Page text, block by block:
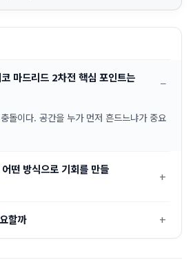
마드리드 2차전 핵심 포인트는
돌이다. 공간을 누가 먼저 흔드느냐가 중요
떤 방식으로 기회를 만들
할까